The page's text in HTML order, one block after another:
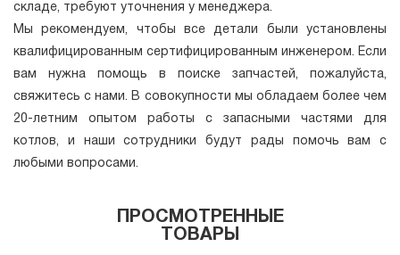
складе, требуют уточнения у менеджера.
Мы рекомендуем, чтобы все детали были установлены
квалифицированным сертифицированным инженером. Если
вам нужна помощь в поиске запчастей, пожалуйста,
свяжитесь с нами. В совокупности мы обладаем более чем
20-летним опытом работы с запасными частями для
котлов, и наши сотрудники будут рады помочь вам с
любыми вопросами.
ПРОСМОТРЕННЫЕ
ТОВАРЫ